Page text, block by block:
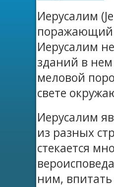
Иерусалим
поражающий
Иерусалим
зданий в нем
меловой
свете
Иерусалим
из разных
стекается
ним, впитать